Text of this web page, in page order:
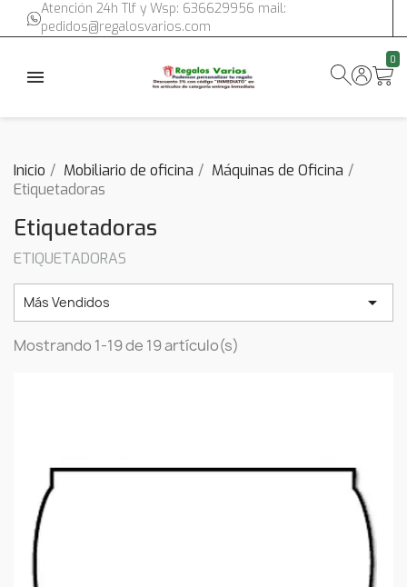
Atención 24h Tlf y Wsp: 636629956 mail:
pedidos@regalosvarios.com
0
Inicio Mobiliario de oficina
Máquinas de Oficina
Etiquetadoras
Etiquetadoras
ETIQUETADORAS
Más Vendidos 
Mostrando 1-19 de 19 artículo(s)